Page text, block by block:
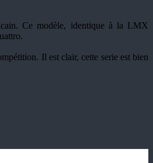
Ce modèle, identique à la LMX
Il est clair, cette serie est bien